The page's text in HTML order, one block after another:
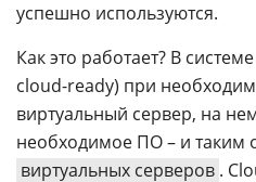
успешно используются.
Как это работает? В
cloud-ready) при
виртуальный сервер, на
необходимое ПО – и таким
виртуальных серверов .